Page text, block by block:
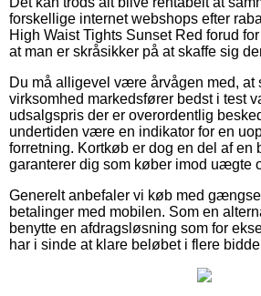
forskellige internet webshops efter
High Waist Tights Sunset Red forud
at man er skråsikker på at skaffe sig
Du må alligevel være årvågen med, at
virksomhed markedsfører bedst i test
udsalgspris der er overordentlig
undertiden være en indikator for en
forretning. Kortkøb er dog en del af en
garanterer dig som køber imod uægte
Generelt anbefaler vi køb med
betalinger med mobilen. Som en
benytte en afdragsløsning som for
har i sinde at klare beløbet i flere